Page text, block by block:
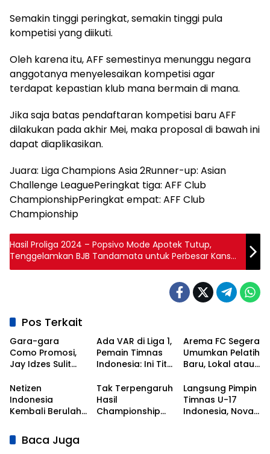
Semakin tinggi peringkat, semakin tinggi pula
kompetisi yang diikuti.
Oleh karena itu, AFF semestinya menunggu negara
anggotanya menyelesaikan kompetisi agar
terdapat kepastian klub mana bermain di mana.
Jika saja batas pendaftaran kompetisi baru AFF
dilakukan pada akhir Mei, maka proposal di bawah ini
dapat diaplikasikan.
Juara: Liga Champions Asia 2Runner-up: Asian
Challenge LeaguePeringkat tiga: AFF Club
ChampionshipPeringkat empat: AFF Club
Championship
Hasil Proliga 2024 – Popsivo Mode Apotek Tutup,
Tenggelamkan BJB Tandamata untuk Perbesar Kans
Kuasai Putaran 1
Pos Terkait
Gara-gara
Como Promosi,
Jay Idzes Sulit
Timnas
Indonesia Vs
Irak?
Ada VAR di Liga 1,
Pemain Timnas
Indonesia: Ini Titik
Kebangkitan
Sepak Bola
Nasional!
Arema FC Segera
Umumkan Pelatih
Baru, Lokal atau
Netizen
Indonesia
Kembali Berulah,
Asal Korea
Selatan
Tak Terpengaruh
Hasil
Championship
Langsung Pimpin
Timnas U-17
Indonesia, Nova
Baca Juga